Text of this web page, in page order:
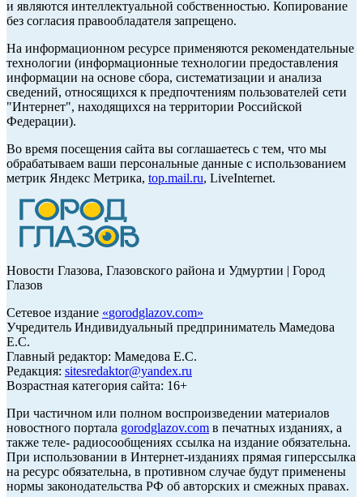
и являются интеллектуальной собственностью. Копирование
без согласия правообладателя запрещено.
На информационном ресурсе применяются рекомендательные
технологии (информационные технологии предоставления
информации на основе сбора, систематизации и анализа
сведений, относящихся к предпочтениям пользователей сети
"Интернет", находящихся на территории Российской
Федерации).
Во время посещения сайта вы соглашаетесь с тем, что мы
обрабатываем ваши персональные данные с использованием
метрик Яндекс Метрика, top.mail.ru, LiveInternet.
Новости Глазова, Глазовского района и Удмуртии | Город
Глазов
Сетевое издание «gorodglazov.com»
Учредитель Индивидуальный предприниматель Мамедова
Е.С.
Главный редактор: Мамедова Е.С.
Редакция: sitesredaktor@yandex.ru
Возрастная категория сайта: 16+
При частичном или полном воспроизведении материалов
новостного портала gorodglazov.com в печатных изданиях, а
также теле- радиосообщениях ссылка на издание обязательна.
При использовании в Интернет-изданиях прямая гиперссылка
на ресурс обязательна, в противном случае будут применены
нормы законодательства РФ об авторских и смежных правах.